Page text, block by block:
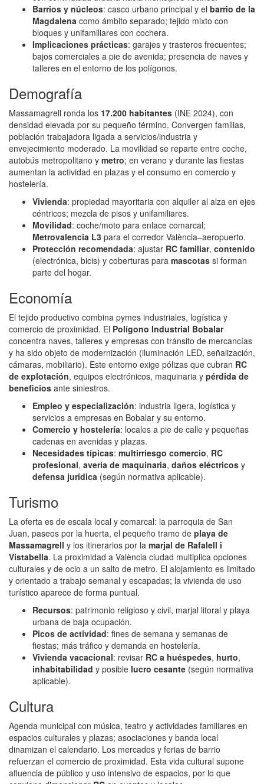
Barrios y núcleos: casco urbano principal y el barrio de la
Magdalena como ámbito separado; tejido mixto con
bloques y unifamiliares con cochera.
Implicaciones prácticas: garajes y trasteros frecuentes;
bajos comerciales a pie de avenida; presencia de naves y
talleres en el entorno de los polígonos.
Demografía
Massamagrell ronda los 17.200 habitantes (INE 2024), con
densidad elevada por su pequeño término. Convergen familias,
población trabajadora ligada a servicios/industria y
envejecimiento moderado. La movilidad se reparte entre coche,
autobús metropolitano y metro; en verano y durante las fiestas
aumentan la actividad en plazas y el consumo en comercio y
hostelería.
Vivienda: propiedad mayoritaria con alquiler al alza en ejes
céntricos; mezcla de pisos y unifamiliares.
Movilidad: coche/moto para enlace comarcal;
Metrovalencia L3 para el corredor València–aeropuerto.
Protección recomendada: ajustar RC familiar, contenido
(electrónica, bicis) y coberturas para mascotas si forman
parte del hogar.
Economía
El tejido productivo combina pymes industriales, logística y
comercio de proximidad. El Polígono Industrial Bobalar
concentra naves, talleres y empresas con tránsito de mercancías
y ha sido objeto de modernización (iluminación LED, señalización,
cámaras, mobiliario). Este entorno exige pólizas que cubran RC
de explotación, equipos electrónicos, maquinaria y pérdida de
beneficios ante siniestros.
Empleo y especialización: industria ligera, logística y
servicios a empresas en Bobalar y su entorno.
Comercio y hostelería: locales a pie de calle y pequeñas
cadenas en avenidas y plazas.
Necesidades típicas: multirriesgo comercio, RC
profesional, avería de maquinaria, daños eléctricos y
defensa jurídica (según normativa aplicable).
Turismo
La oferta es de escala local y comarcal: la parroquia de San
Juan, paseos por la huerta, el pequeño tramo de playa de
Massamagrell y los itinerarios por la marjal de Rafalell i
Vistabella. La proximidad a València ciudad multiplica opciones
culturales y de ocio a un salto de metro. El alojamiento es limitado
y orientado a trabajo semanal y escapadas; la vivienda de uso
turístico aparece de forma puntual.
Recursos: patrimonio religioso y civil, marjal litoral y playa
urbana de baja ocupación.
Picos de actividad: fines de semana y semanas de
fiestas; más tráfico y demanda en hostelería.
Vivienda vacacional: revisar RC a huéspedes, hurto,
inhabitabilidad y posible lucro cesante (según normativa
aplicable).
Cultura
Agenda municipal con música, teatro y actividades familiares en
espacios culturales y plazas; asociaciones y banda local
dinamizan el calendario. Los mercados y ferias de barrio
refuerzan el comercio de proximidad. Esta vida cultural supone
afluencia de público y uso intensivo de espacios, por lo que